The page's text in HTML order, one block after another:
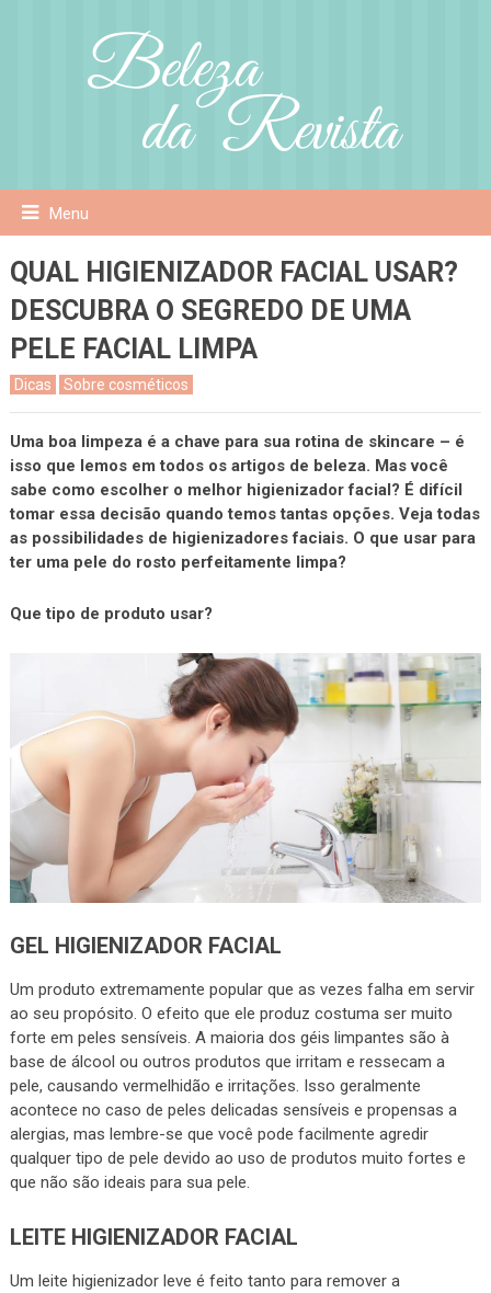
Menu
QUAL HIGIENIZADOR FACIAL USAR?
DESCUBRA O SEGREDO DE UMA
PELE FACIAL LIMPA
Dicas Sobre cosméticos
Uma boa limpeza é a chave para sua rotina de skincare – é
isso que lemos em todos os artigos de beleza. Mas você
sabe como escolher o melhor higienizador facial? É difícil
tomar essa decisão quando temos tantas opções. Veja todas
as possibilidades de higienizadores faciais. O que usar para
ter uma pele do rosto perfeitamente limpa?
Que tipo de produto usar?
GEL HIGIENIZADOR FACIAL
Um produto extremamente popular que as vezes falha em servir
ao seu propósito. O efeito que ele produz costuma ser muito
forte em peles sensíveis. A maioria dos géis limpantes são à
base de álcool ou outros produtos que irritam e ressecam a
pele, causando vermelhidão e irritações. Isso geralmente
acontece no caso de peles delicadas sensíveis e propensas a
alergias, mas lembre-se que você pode facilmente agredir
qualquer tipo de pele devido ao uso de produtos muito fortes e
que não são ideais para sua pele.
LEITE HIGIENIZADOR FACIAL
Um leite higienizador leve é feito tanto para remover a